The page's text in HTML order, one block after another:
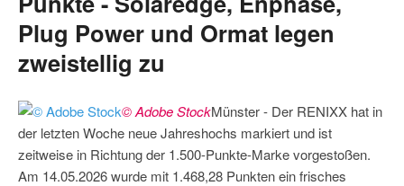
Plug Power und Ormat legen
zweistellig zu
© Adobe StockMünster - Der RENIXX hat in
der letzten Woche neue Jahreshochs markiert und ist
zeitweise in Richtung der 1.500-Punkte-Marke vorgestoßen.
Am 14.05.2026 wurde mit 1.468,28 Punkten ein frisches